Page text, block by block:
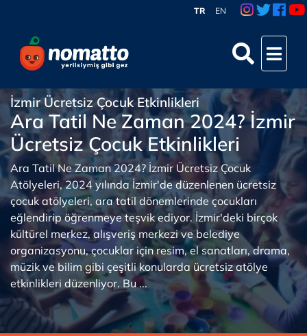
TR EN
İzmir Ücretsiz Çocuk Etkinlikleri
Ara Tatil Ne Zaman 2024? İzmir
Ücretsiz Çocuk Etkinlikleri
Ara Tatil Ne Zaman 2024? İzmir Ücretsiz Çocuk
Atölyeleri, 2024 yılında İzmir'de düzenlenen ücretsiz
çocuk atölyeleri, ara tatil dönemlerinde çocukları
eğlendirip öğrenmeye teşvik ediyor. İzmir'deki birçok
kültürel merkez, alışveriş merkezi ve belediye
organizasyonu, çocuklar için resim, el sanatları, drama,
müzik ve bilim gibi çeşitli konularda ücretsiz atölye
etkinlikleri düzenliyor. Bu ...